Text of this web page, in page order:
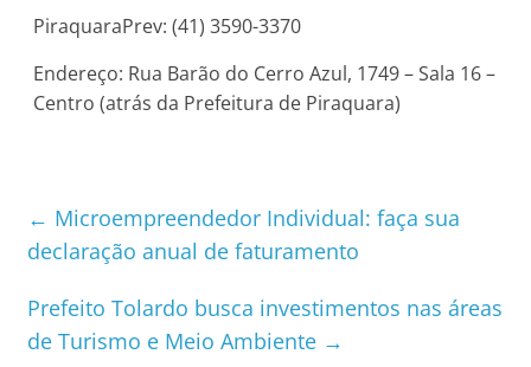
PiraquaraPrev: (41) 3590-3370
Endereço: Rua Barão do Cerro Azul, 1749 – Sala 16 –
Centro (atrás da Prefeitura de Piraquara)
← Microempreendedor Individual: faça sua
declaração anual de faturamento
Prefeito Tolardo busca investimentos nas áreas
de Turismo e Meio Ambiente →